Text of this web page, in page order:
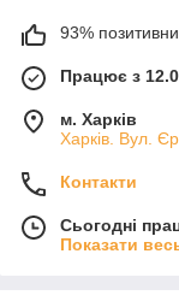
93%
Працює з
м. Харків
Харків. Вул.
Контакти
Сьогодні
Показати